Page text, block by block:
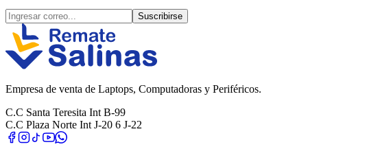
Suscribirse
Empresa de venta de Laptops, Computadoras y Periféricos.
C.C Santa Teresita Int B-99
C.C Plaza Norte Int J-20 6 J-22